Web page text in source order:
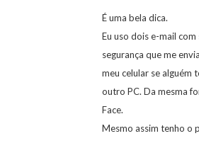
É uma bela dica.
Eu uso dois e-mail
segurança que me
meu celular se alguém
outro PC. Da mesma
Face.
Mesmo assim tenho o